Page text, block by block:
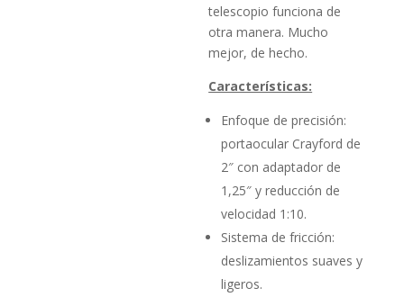
telescopio funciona de
otra manera. Mucho
mejor, de hecho.
Características:
Enfoque de precisión:
portaocular Crayford de
2″ con adaptador de
1,25″ y reducción de
velocidad 1:10.
Sistema de fricción:
deslizamientos suaves y
ligeros.